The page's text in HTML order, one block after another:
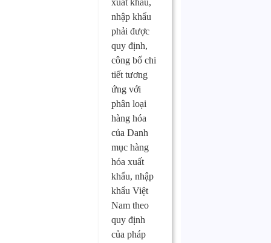
xuất khẩu,
nhập khẩu
phải được
quy định,
công bố chi
tiết tương
ứng với
phân loại
hàng hóa
của Danh
mục hàng
hóa xuất
khẩu, nhập
khẩu Việt
Nam theo
quy định
của pháp